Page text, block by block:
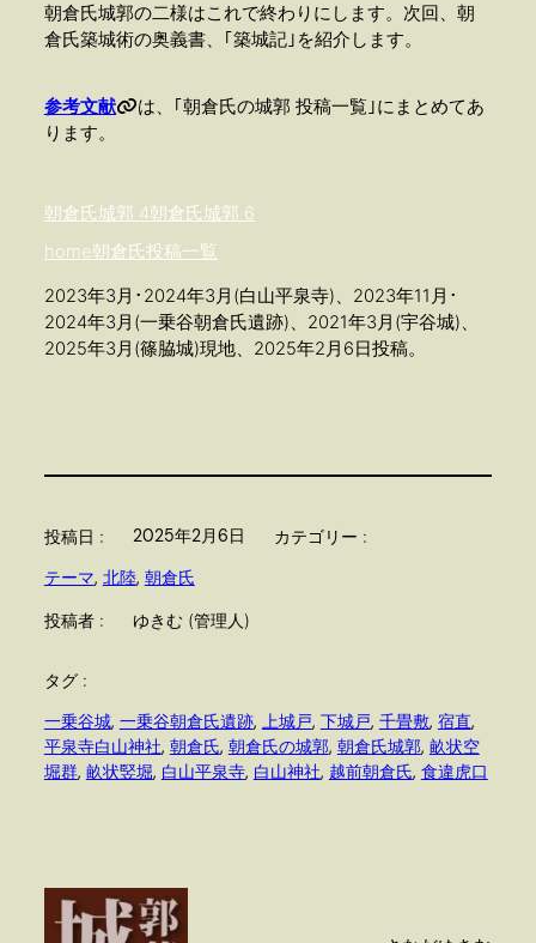
朝倉氏城郭の二様はこれで終わりにします。次回、朝
倉氏築城術の奥義書、｢築城記｣を紹介します。
参考文献
は、｢朝倉氏の城郭 投稿一覧｣にまとめてあ
ります。
朝倉氏城郭 4朝倉氏城郭 6
home朝倉氏投稿一覧
2023年3月･2024年3月(白山平泉寺)、2023年11月･
2024年3月(一乗谷朝倉氏遺跡)、2021年3月(宇谷城)、
2025年3月(篠脇城)現地、2025年2月6日投稿。
投稿日 : 2025年2月6日 カテゴリー :
テーマ, 北陸, 朝倉氏
投稿者 : ゆきむ (管理人)
タグ :
一乗谷城, 一乗谷朝倉氏遺跡, 上城戸, 下城戸, 千畳敷, 宿直
平泉寺白山神社, 朝倉氏, 朝倉氏の城郭, 朝倉氏城郭, 畝状空
堀群, 畝状竪堀, 白山平泉寺, 白山神社, 越前朝倉氏, 食違虎口